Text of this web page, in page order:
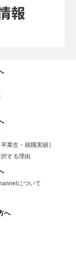
業生・就職実績］
する理由
について
へ